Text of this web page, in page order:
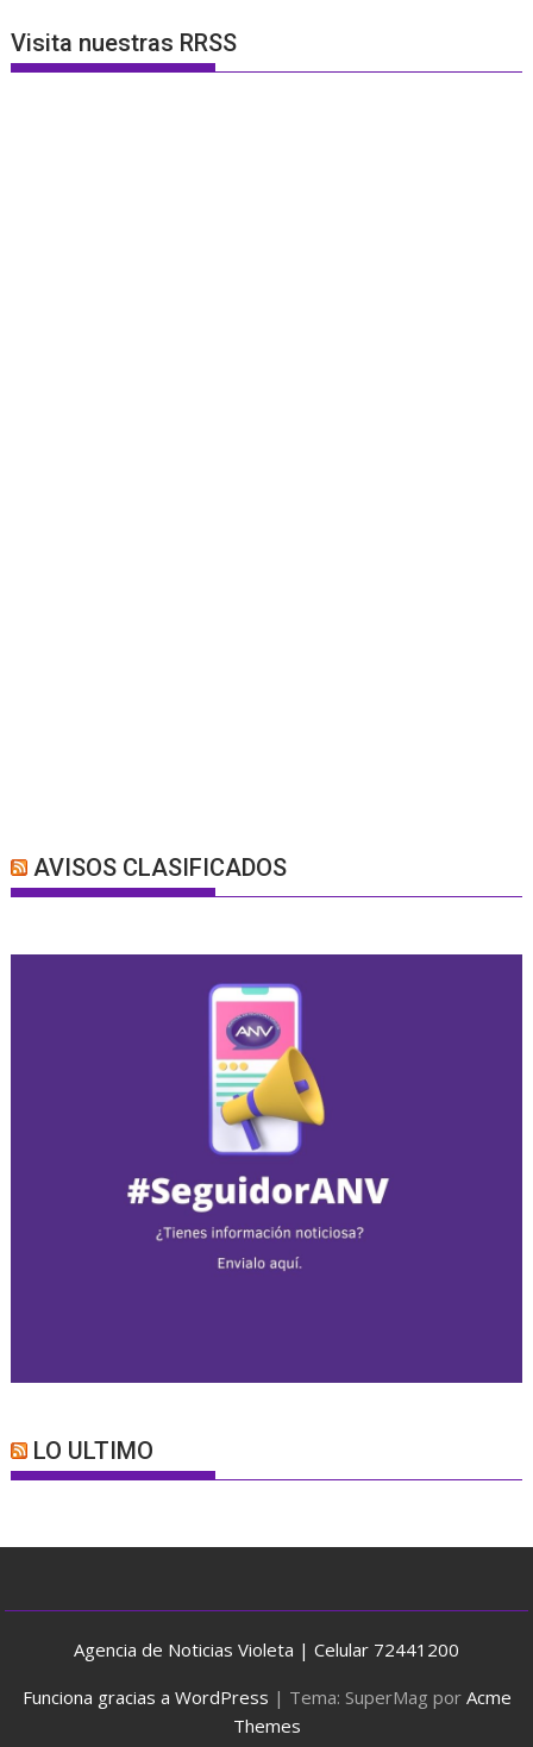
Visita nuestras RRSS
AVISOS CLASIFICADOS
LO ULTIMO
Agencia de Noticias Violeta | Celular 72441200
Funciona gracias a WordPress | Tema: SuperMag por Acme
Themes